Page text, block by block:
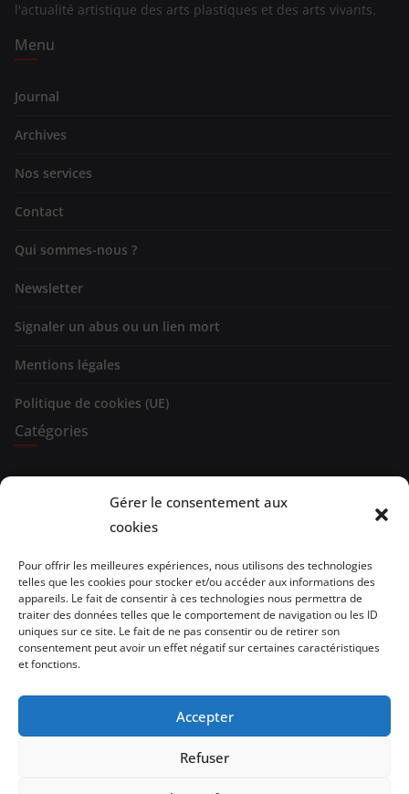
Gérer le consentement aux
cookies
Pour offrir les meilleures expériences, nous utilisons des technologies
telles que les cookies pour stocker et/ou accéder aux informations des
appareils. Le fait de consentir à ces technologies nous permettra de
traiter des données telles que le comportement de navigation ou les ID
uniques sur ce site. Le fait de ne pas consentir ou de retirer son
consentement peut avoir un effet négatif sur certaines caractéristiques
et fonctions.
Accepter
Refuser
l'actualité artistique des arts plastiques et des arts vivants.
Menu
Journal
Archives
Nos services
Contact
Qui sommes-nous ?
Newsletter
Signaler un abus ou un lien mort
Mentions légales
Politique de cookies (UE)
Catégories
Evénements
Brèves de lecture
Opinion